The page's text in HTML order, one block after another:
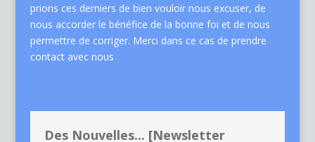
prions ces derniers de bien vouloir nous excuser, de
nous accorder le bénéfice de la bonne foi et de nous
permettre de corriger. Merci dans ce cas de prendre
contact avec nous
Des Nouvelles... [Newsletter